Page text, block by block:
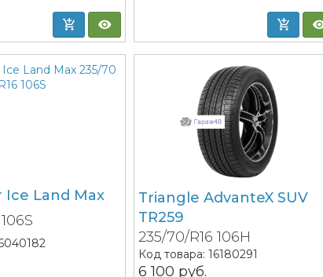
Ice Land Max
Triangle AdvanteX SUV
TR259
235/70/R16 106H
Код товара: 16180291
6 100 руб.